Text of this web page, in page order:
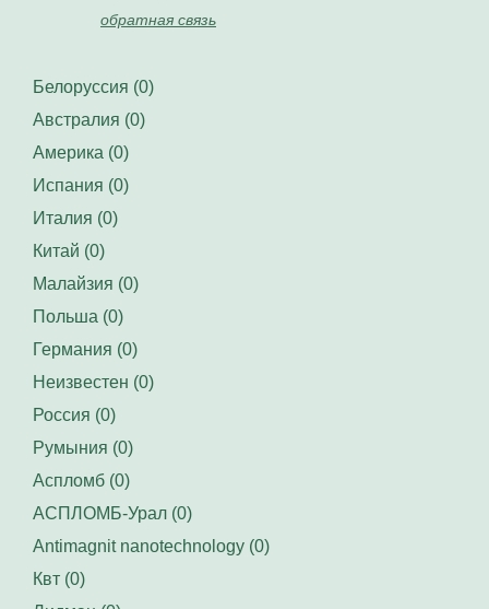
обратная связь
Белоруссия (0)
Австралия (0)
Америка (0)
Испания (0)
Италия (0)
Китай (0)
Малайзия (0)
Польша (0)
Германия (0)
Неизвестен (0)
Россия (0)
Румыния (0)
Аспломб (0)
АСПЛОМБ-Урал (0)
Antimagnit nanotechnology (0)
Квт (0)